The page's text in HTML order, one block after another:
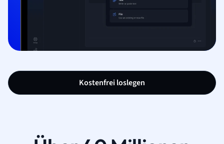
Kostenfrei loslegen